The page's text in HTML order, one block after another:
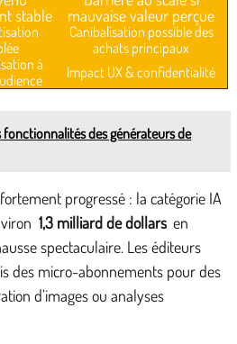
stable
mauvaise valeur perçue
Canibalisation possible des
achats principaux
à
Impact UX & confidentialité
fonctionnalités des générateurs de
progressé : la catégorie IA
1,3 milliard de dollars en
spectaculaire. Les éditeurs
des micro-abonnements pour des
d’images ou analyses